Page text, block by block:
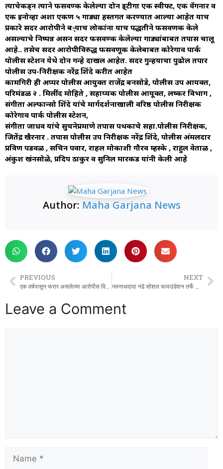
त्याचेकड्न त्याने फसवण्क केलेल्या दोन इ्टीगा एक स्वीफ्ट, एक वॅगनार व
एक इनोव्हा अशा एकण ५ गाड्या हस्तगत करण्यात आल्या आहेत याच
प्रकारे सदर आरोपीने ब-्याच लोकांना याच पद्धतीने फसवणक केले
असल्याचे निष्पन्न असन सदर फसवण्क केलेल्या गाड्यांबाबत तपास चालू
आहे.. तसेच सदर आरोपीविरुद्ध फसवणूक केलेबाबत कोरेगाव पार्क
पोलीस स्टेशन येथे दोन गन्हे दाखल आहेत. सदर गुन्हयाचा पुढोल तपार
पोलीस उप-निरीक्षक नरेंद्र शिंदे करीत आहेत
कामगिरी ही अप्पर पोलीस आयुक्त राजेंद्र बनसोडे, पोलीस उप आयक्त,
परिमंडळ २ . मिलींद मोहिते , सहाय्यक पोलीस आयूक्त, लष्कर विभाग ,
संगीता अल्फान्सो शिंदे यांचे मार्गदर्शनाखाली वरिष्ठ पोलीस निरीक्षक
कोरेगाव पार्क पोलीस स्टेशन,
संगीता जाधव यांचे सुचनेप्रमाणे तपास पथकाचे सहा.पोलीस निरीक्षक,
जितेंद्र खैरनार . तपास पोलीस उप निरीक्षक नरेंद्र शिंदे, पोलीस अंमलदार
प्रविण पडवळ , सचिन पवार, राहल मोकाशी गौरव म्हस्के , राहुल वेताळ ,
अंकुश खंनसोळे, प्रदिप ठाकुर व सुनिल मारकड यांनी केली आहे
Author: Maha Garjana News
PREVIOUS NEXT
Leave a Comment